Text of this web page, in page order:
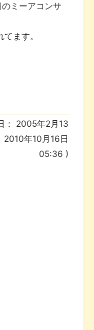
ミーアコンサ
ます。
： 2005年2月13
2010年10月16日
05:36 )